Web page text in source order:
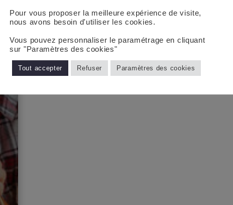
Pour vous proposer la meilleure expérience de visite,
nous avons besoin d'utiliser les cookies.
Vous pouvez personnaliser le paramétrage en cliquant
sur "Paramètres des cookies"
Tout accepter Refuser Paramètres des cookies